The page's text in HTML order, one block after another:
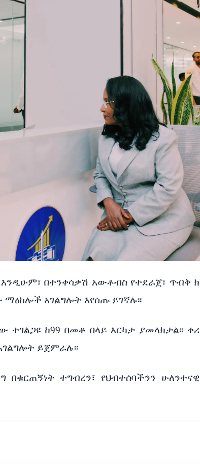
በተንቀሳቃሽ አውቶብስ የተደራጀ፣ ጥብቅ
አገልግሎት እየሰጡ ይገኛሉ፡፡
ተገልጋዩ ከ99 በመቶ በላይ እርካታ ያመላክታል፡፡
ይጀምራሉ፡፡
በቁርጠኝነት ተግብረን፣ የህብተሰባችንን